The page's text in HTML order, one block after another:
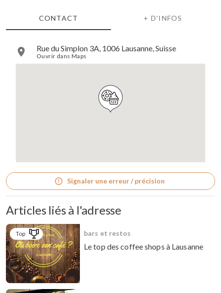
CONTACT + D'INFOS
Rue du Simplon 3A, 1006 Lausanne, Suisse
Ouvrir dans Maps
Signaler une erreur / précision
Articles liés à l'adresse
Top bars et restos
Le top des coffee shops à Lausanne